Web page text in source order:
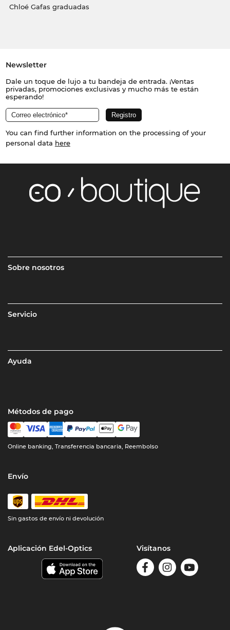
Chloé Gafas graduadas
Newsletter
Dale un toque de lujo a tu bandeja de entrada. ¡Ventas
privadas, promociones exclusivas y mucho más te están
esperando!
You can find further information on the processing of your
personal data here
Sobre nosotros
Servicio
Ayuda
Métodos de pago
Online banking, Transferencia bancaria, Reembolso
Envío
Sin gastos de envío ni devolución
Aplicación Edel-Optics Visítanos